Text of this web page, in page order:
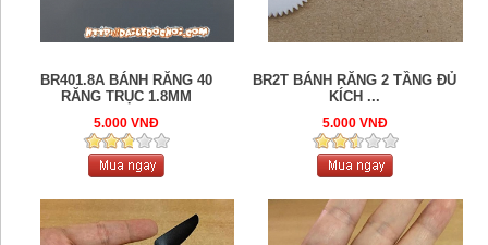
BR401.8A BÁNH RĂNG 40
RĂNG TRỤC 1.8MM
5.000 VNĐ
BR2T BÁNH RĂNG 2 TẦNG ĐỦ
KÍCH ...
5.000 VNĐ